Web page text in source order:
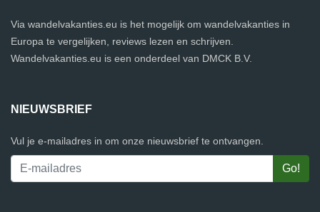
Via wandelvakanties.eu is het mogelijk om wandelvakanties in
Europa te vergelijken, reviews lezen en schrijven.
Wandelvakanties.eu is een onderdeel van DMCK B.V.
NIEUWSBRIEF
Vul je e-mailadres in om onze nieuwsbrief te ontvangen.